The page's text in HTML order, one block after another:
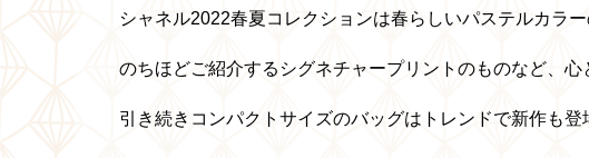
シャネル2022春夏コレクションは春らしいパステルカラー
のちほどご紹介するシグネチャープリントのものなど、心
引き続きコンパクトサイズのバッグはトレンドで新作も登